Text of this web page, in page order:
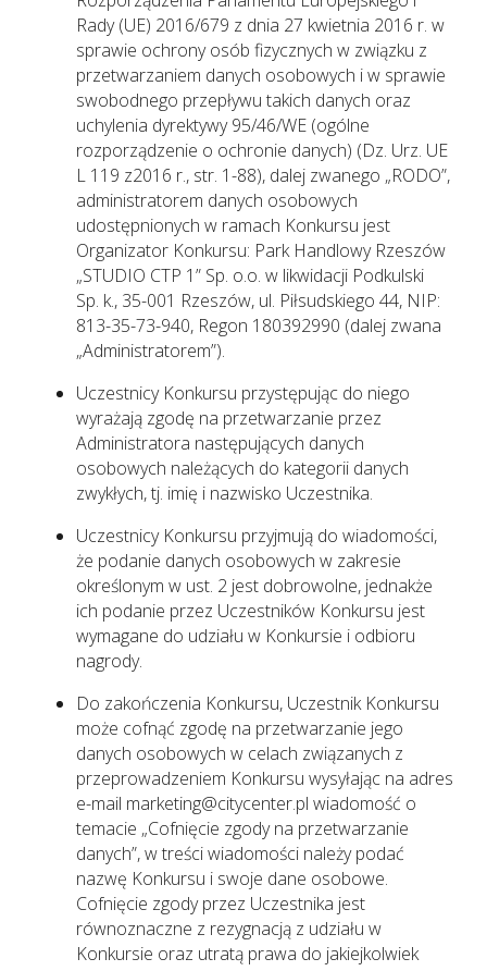
Rady (UE) 2016/679 z dnia 27 kwietnia 2016 r. w
sprawie ochrony osób fizycznych w związku z
przetwarzaniem danych osobowych i w sprawie
swobodnego przepływu takich danych oraz
uchylenia dyrektywy 95/46/WE (ogólne
rozporządzenie o ochronie danych) (Dz. Urz. UE
L 119 z2016 r., str. 1-88), dalej zwanego „RODO”,
administratorem danych osobowych
udostępnionych w ramach Konkursu jest
Organizator Konkursu: Park Handlowy Rzeszów
„STUDIO CTP 1” Sp. o.o. w likwidacji Podkulski
Sp. k., 35-001 Rzeszów, ul. Piłsudskiego 44, NIP:
813-35-73-940, Regon 180392990 (dalej zwana
„Administratorem”).
Uczestnicy Konkursu przystępując do niego
wyrażają zgodę na przetwarzanie przez
Administratora następujących danych
osobowych należących do kategorii danych
zwykłych, tj. imię i nazwisko Uczestnika.
Uczestnicy Konkursu przyjmują do wiadomości,
że podanie danych osobowych w zakresie
określonym w ust. 2 jest dobrowolne, jednakże
ich podanie przez Uczestników Konkursu jest
wymagane do udziału w Konkursie i odbioru
nagrody.
Do zakończenia Konkursu, Uczestnik Konkursu
może cofnąć zgodę na przetwarzanie jego
danych osobowych w celach związanych z
przeprowadzeniem Konkursu wysyłając na adres
e-mail marketing@citycenter.pl wiadomość o
temacie „Cofnięcie zgody na przetwarzanie
danych”, w treści wiadomości należy podać
nazwę Konkursu i swoje dane osobowe.
Cofnięcie zgody przez Uczestnika jest
równoznaczne z rezygnacją z udziału w
Konkursie oraz utratą prawa do jakiejkolwiek